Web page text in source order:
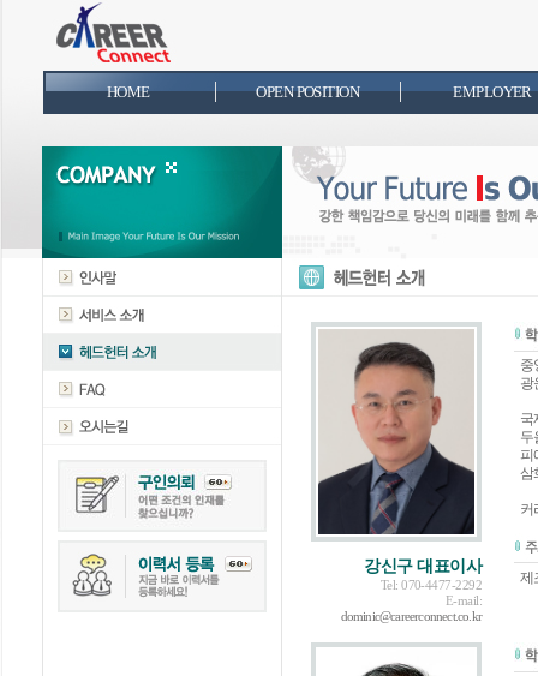
HOME OPEN POSITION EMPLOYER
강신구 대표이사
Tel: 070-4477-2292
E-mail:
dominic@careerconnect.co.kr
중
광
국
두
피
삼
커
제